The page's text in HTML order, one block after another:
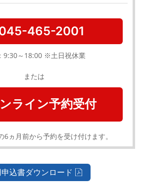
465-2001
9:30～18:00 ※土日祝休業
または
ライン予約受付
ヵ月前から予約を受け付けます。
込書ダウンロード